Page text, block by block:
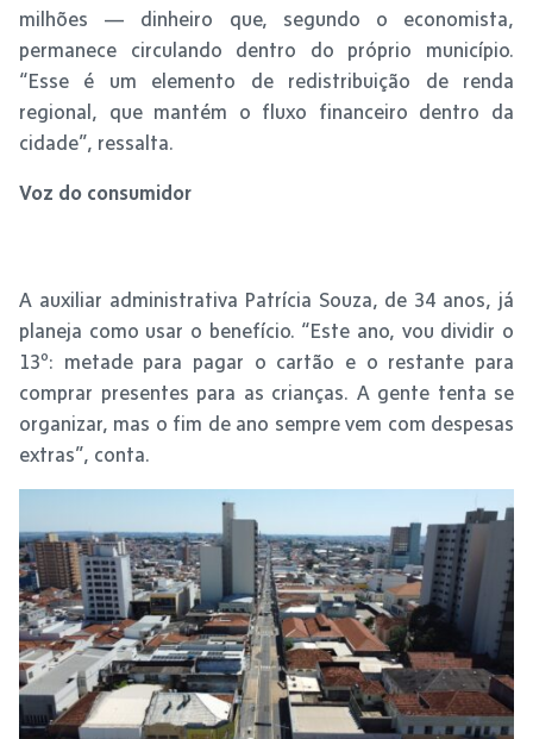
milhões — dinheiro que, segundo o economista,
permanece circulando dentro do próprio município.
“Esse é um elemento de redistribuição de renda
regional, que mantém o fluxo financeiro dentro da
cidade”, ressalta.
Voz do consumidor
A auxiliar administrativa Patrícia Souza, de 34 anos, já
planeja como usar o benefício. “Este ano, vou dividir o
13º: metade para pagar o cartão e o restante para
comprar presentes para as crianças. A gente tenta se
organizar, mas o fim de ano sempre vem com despesas
extras”, conta.